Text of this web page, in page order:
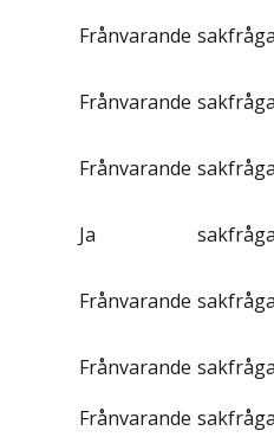
Frånvarande
Frånvarande
Frånvarande
Ja
Frånvarande
Frånvarande
Frånvarande